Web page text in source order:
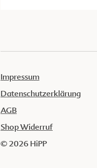
Impressum
Datenschutzerklärung
AGB
Shop Widerruf
© 2026 HiPP